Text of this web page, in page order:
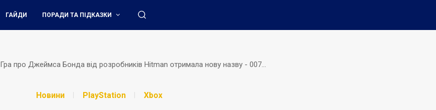
ГАЙДИ ПОРАДИ ТА ПІДКАЗКИ
Гра про Джеймса Бонда від розробників Hitman отримала нову назву - 007...
Новини PlayStation Xbox